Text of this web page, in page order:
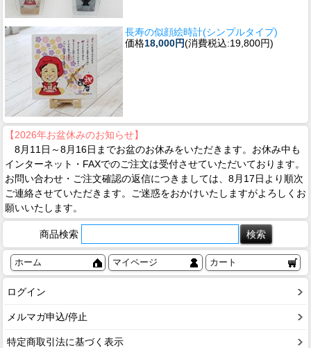
長寿の似顔絵時計(シンプルタイプ)
価格18,000円(消費税込:19,800円)
【2026年お盆休みのお知らせ】
8月11日～8月16日までお盆のお休みをいただきます。お休み中も
インターネット・FAXでのご注文は受付させていただいております。
お問い合わせ・ご注文確認の返信につきましては、8月17日より順次
ご連絡させていただきます。ご迷惑をおかけいたしますがよろしくお
願いいたします。
商品検索
ホーム マイページ カート
ログイン
メルマガ申込/停止
特定商取引法に基づく表示